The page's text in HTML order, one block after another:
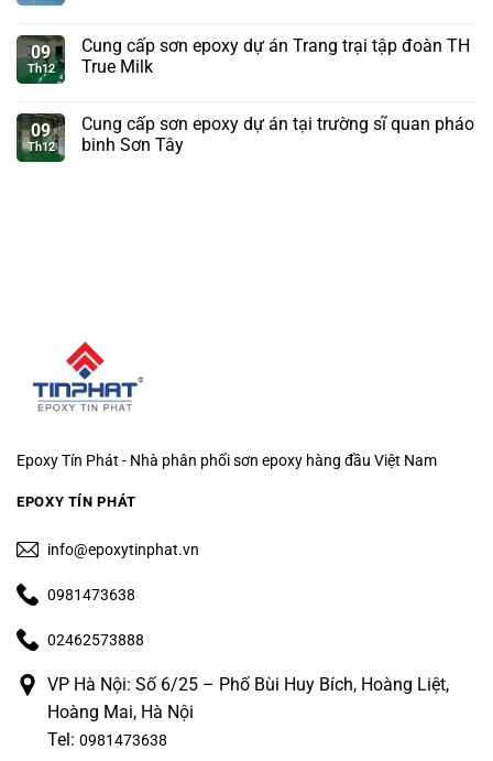
09
Th12
Cung cấp sơn epoxy dự án Trang trại tập đoàn TH
True Milk
09
Th12
Cung cấp sơn epoxy dự án tại trường sĩ quan pháo
binh Sơn Tây
Epoxy Tín Phát - Nhà phân phối sơn epoxy hàng đầu Việt Nam
EPOXY TÍN PHÁT
info@epoxytinphat.vn
0981473638
02462573888
VP Hà Nội: Số 6/25 – Phố Bùi Huy Bích, Hoàng Liệt,
Hoàng Mai, Hà Nội
Tel: 0981473638